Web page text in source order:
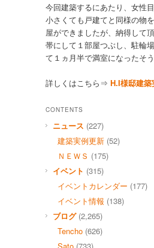
今回建築するにあたり、女性
小さくても戸建てと同様の物
屋ができましたが、納得して
帯にして１部屋つぶし、駐輪
て１ヵ月半で満室になったそ
詳しくはこちら⇒ H.I様邸建築
CONTENTS
ニュース (227)
建築実例更新 (52)
ＮＥＷＳ (175)
イベント (315)
イベントカレンダー (177)
イベント情報 (138)
ブログ(2,265)
Tencho (626)